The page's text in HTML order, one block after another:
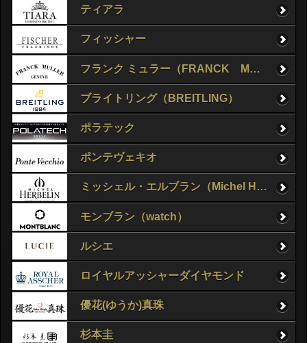
ティアラ
フィッシャー
フランク ミュラー（FRANCK MULLER）
ブライトリング（BREITLING）
ポラテック
ポンテヴェキオ
ミッシェル・エルブラン（Michel Herbelin）
モンブラン（watch）
ルシエ
ロイヤルアッシャーダイヤモンド
優花(ゆうか)真珠
杉本圭